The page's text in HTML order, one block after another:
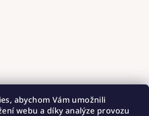
abychom Vám umožnili
webu a díky analýze provozu